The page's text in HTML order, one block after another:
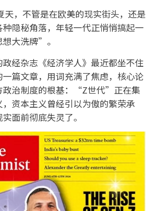
天，不管是在欧美的现实街头，还是
隐秘角落，年轻一代正悄悄搞起一
大洗牌”。
经杂志《经济学人》最近都坐不住
篇文章，用词充满了焦虑，核心论
政治制度的根基：“Z世代”正在集
资本主义曾经引以为傲的繁荣承
面前彻底失灵了。